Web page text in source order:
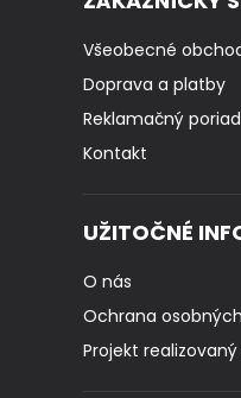
Všeobecné
Doprava a platby
Reklamačný
Kontakt
UŽITOČNÉ
O nás
Ochrana
Projekt